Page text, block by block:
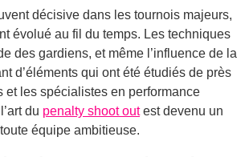
décisive dans les tournois majeurs,
évolué au fil du temps. Les techniques
des gardiens, et même l’influence de la
d’éléments qui ont été étudiés de près
et les spécialistes en performance
du penalty shoot outest devenu un
équipe ambitieuse.